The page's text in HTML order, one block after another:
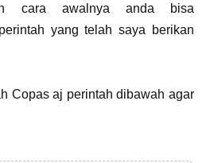
cara awalnya anda bisa
yang telah saya berikan
Copas aj perintah dibawah agar